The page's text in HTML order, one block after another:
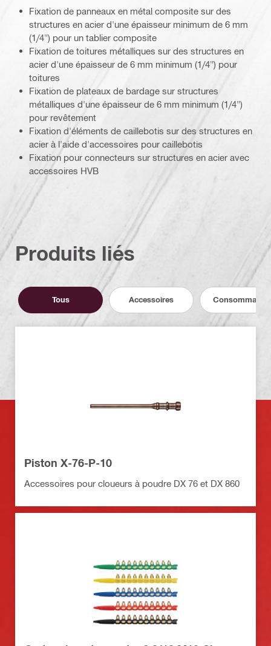
Fixation de panneaux en métal composite sur des
structures en acier d'une épaisseur minimum de 6 mm
(1/4") pour un tablier composite
Fixation de toitures métalliques sur des structures en
acier d'une épaisseur de 6 mm minimum (1/4") pour
toitures
Fixation de plateaux de bardage sur structures
métalliques d'une épaisseur de 6 mm minimum (1/4")
pour revêtement
Fixation d'éléments de caillebotis sur des structures en
acier à l'aide d'accessoires pour caillebotis
Fixation pour connecteurs sur structures en acier avec
accessoires HVB
Produits liés
Tous Accessoires Consommables
Piston X-76-P-10
Accessoires pour cloueurs à poudre DX 76 et DX 860